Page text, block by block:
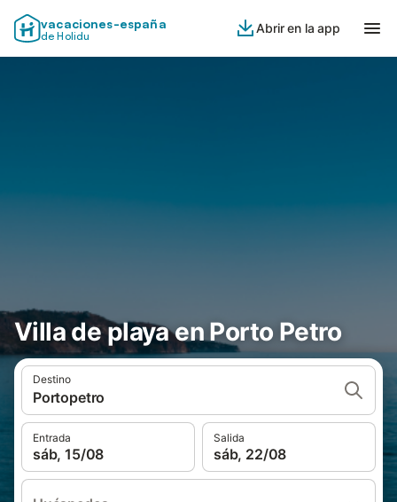
vacaciones-españa
de Holidu
Abrir en la app
Villa de playa en Porto Petro
Destino
Portopetro
Entrada
sáb, 15/08
Salida
sáb, 22/08